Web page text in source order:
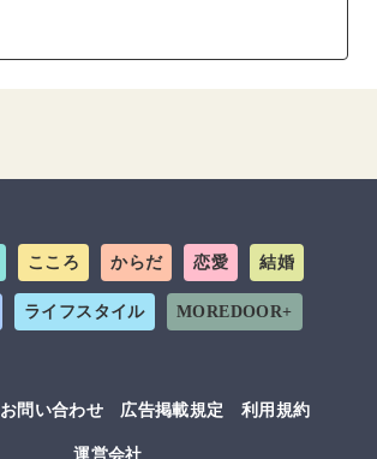
こころ からだ 恋愛 結婚
ライフスタイル MOREDOOR+
お問い合わせ 広告掲載規定
利用規約
運営会社